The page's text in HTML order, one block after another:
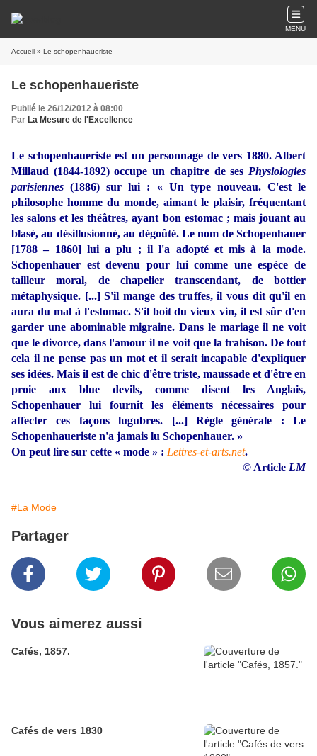
MENU
Accueil » Le schopenhaueriste
Le schopenhaueriste
Publié le 26/12/2012 à 08:00
Par La Mesure de l'Excellence
Le schopenhaueriste est un personnage de vers 1880. Albert
Millaud (1844-1892) occupe un chapitre de ses Physiologies
parisiennes (1886) sur lui : « Un type nouveau. C'est le
philosophe homme du monde, aimant le plaisir, fréquentant
les salons et les théâtres, ayant bon estomac ; mais jouant au
blasé, au désillusionné, au dégoûté. Le nom de Schopenhauer
[1788 – 1860] lui a plu ; il l'a adopté et mis à la mode.
Schopenhauer est devenu pour lui comme une espèce de
tailleur moral, de chapelier transcendant, de bottier
métaphysique. [...] S'il mange des truffes, il vous dit qu'il en
aura du mal à l'estomac. S'il boit du vieux vin, il est sûr d'en
garder une abominable migraine. Dans le mariage il ne voit
que le divorce, dans l'amour il ne voit que la trahison. De tout
cela il ne pense pas un mot et il serait incapable d'expliquer
ses idées. Mais il est de chic d'être triste, maussade et d'être en
proie aux blue devils, comme disent les Anglais,
Schopenhauer lui fournit les éléments nécessaires pour
affecter ces façons lugubres. [...] Règle générale : Le
Schopenhaueriste n'a jamais lu Schopenhauer. »
On peut lire sur cette « mode » : Lettres-et-arts.net.
© Article LM
#La Mode
Partager
Vous aimerez aussi
Cafés, 1857.
Cafés de vers 1830